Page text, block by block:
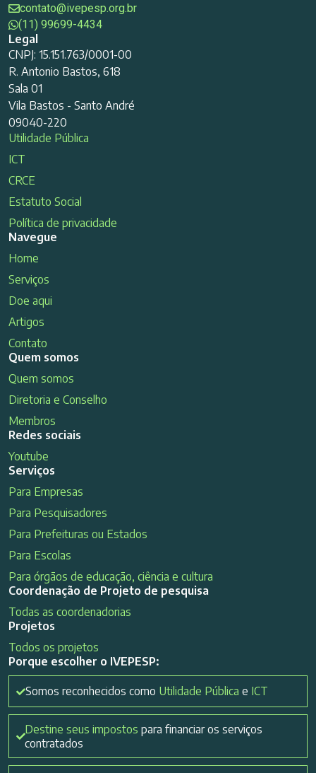
contato@ivepesp.org.br
(11) 99699-4434
Legal
CNPJ: 15.151.763/0001-00
R. Antonio Bastos, 618
Sala 01
Vila Bastos - Santo André
09040-220
Utilidade Pública
ICT
CRCE
Estatuto Social
Política de privacidade
Navegue
Home
Serviços
Doe aqui
Artigos
Contato
Quem somos
Quem somos
Diretoria e Conselho
Membros
Redes sociais
Youtube
Serviços
Para Empresas
Para Pesquisadores
Para Prefeituras ou Estados
Para Escolas
Para órgãos de educação, ciência e cultura
Coordenação de Projeto de pesquisa
Todas as coordenadorias
Projetos
Todos os projetos
Porque escolher o IVEPESP:
Somos reconhecidos como Utilidade Pública e ICT
Destine seus impostos para financiar os serviços
contratados